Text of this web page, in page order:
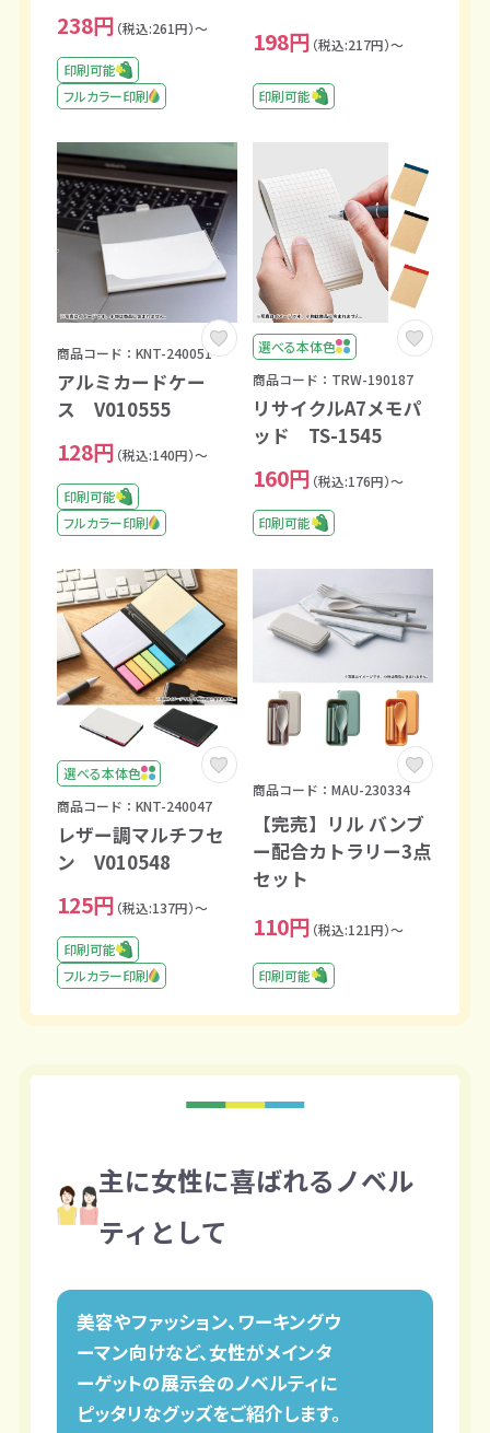
238円 （税込:261円）～
印刷可能
フルカラー印刷
198円 （税込:217円）～
印刷可能
商品コード：KNT-240051
アルミカードケー
ス V010555
128円 （税込:140円）～
印刷可能
フルカラー印刷
選べる本体色
商品コード：TRW-190187
リサイクルA7メモパ
ッド TS-1545
160円 （税込:176円）～
印刷可能
選べる本体色
商品コード：KNT-240047
レザー調マルチフセ
ン V010548
125円 （税込:137円）～
印刷可能
フルカラー印刷
商品コード：MAU-230334
【完売】リル バンブ
ー配合カトラリー3点
セット
110円 （税込:121円）～
印刷可能
主に女性に喜ばれるノベル
ティとして
美容やファッション、ワーキングウ
ーマン向けなど、女性がメインタ
ーゲットの展示会のノベルティに
ピッタリなグッズをご紹介します。